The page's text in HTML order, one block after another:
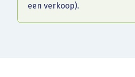
een verkoop).